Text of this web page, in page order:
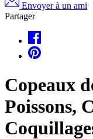
Envoyer à un ami
Partager
Copeaux
Poissons,